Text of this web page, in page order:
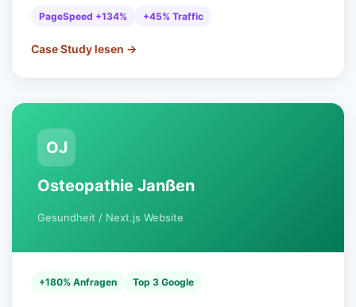
PageSpeed +134% +45% Traffic
Case Study lesen →
OJ
Osteopathie Janßen
Gesundheit / Next.js Website
+180% Anfragen Top 3 Google